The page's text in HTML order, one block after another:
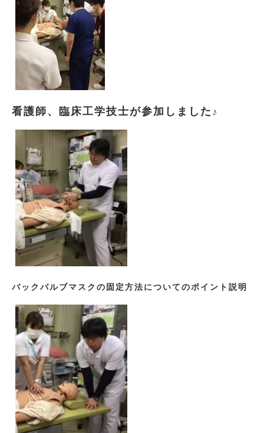
看護師、臨床工学技士が参加しました ♪
バックバルブマスクの固定方法についてのポイント説明